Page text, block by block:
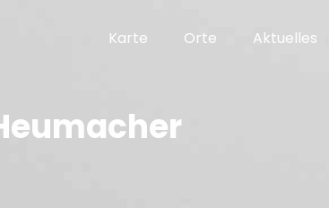
Karte Orte Aktuelles